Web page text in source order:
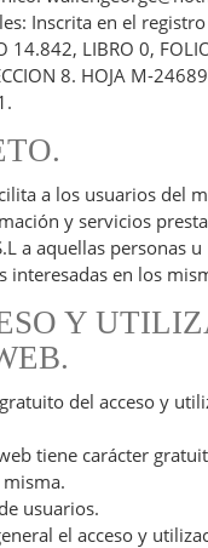
Inscrita en el
14.842, LIBRO 0,
8. HOJA M-
a los usuarios del
y servicios
a aquellas personas u
interesadas en los
Y
del acceso y
tiene carácter
usuarios.
el acceso y